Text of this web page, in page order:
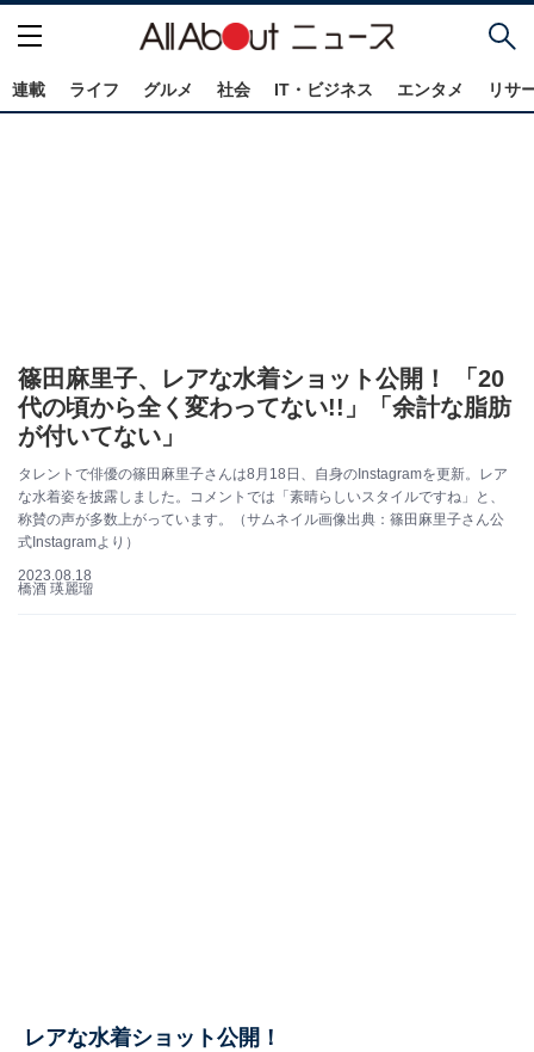
連載 ライフ グルメ 社会 IT・ビジネス エンタメ リサ
篠田麻里子、レアな水着ショット公開！ 「20
代の頃から全く変わってない!!」「余計な脂肪
が付いてない」
タレントで俳優の篠田麻里子さんは8月18日、自身のInstagramを更新。レア
な水着姿を披露しました。コメントでは「素晴らしいスタイルですね」と、
称賛の声が多数上がっています。（サムネイル画像出典：篠田麻里子さん公
式Instagramより）
2023.08.18
橋酒 瑛麗瑠
レアな水着ショット公開！